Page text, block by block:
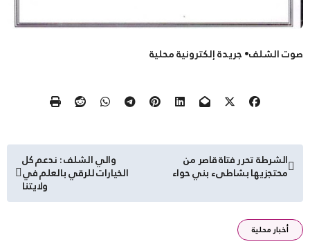
صوت الشلف• جريدة إلكترونية محلية
تصفّح
المقالات
الشرطة تحرر فتاة قاصر من
محتجزيها بشاطىء بني حواء
والي الشلف : ندعم كل
الخيارات للرقي بالعلم في
ولايتنا
أخبار محلية